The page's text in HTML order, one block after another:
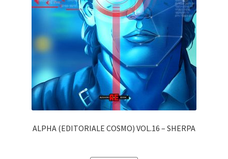
ALPHA (EDITORIALE COSMO) VOL.16 – SHERPA